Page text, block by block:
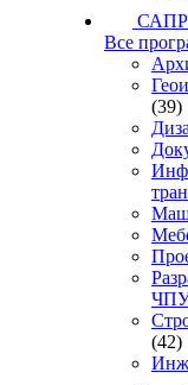
САПР
Все
(39)
ЧПУ
(42)